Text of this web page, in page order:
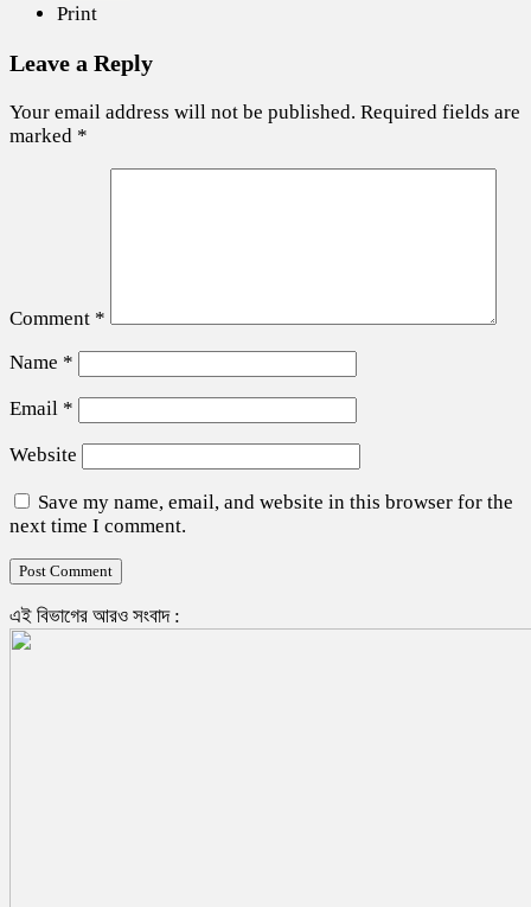
Print
Leave a Reply
Your email address will not be published. Required fields are
marked *
Comment *
Name *
Email *
Website
Save my name, email, and website in this browser for the
next time I comment.
এই বিভাগের আরও সংবাদ :